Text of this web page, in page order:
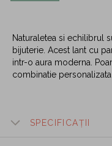
Naturaletea si echilibrul
bijuterie. Acest lant cu
intr-o aura moderna.
combinatie personalizata
SPECIFICAȚII